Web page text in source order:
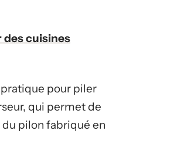
des cuisines
pour piler
qui permet de
pilon fabriqué en